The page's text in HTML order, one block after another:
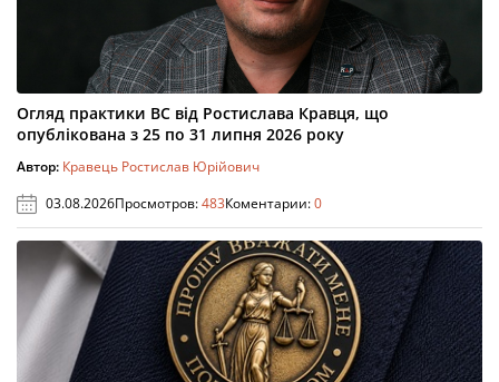
Огляд практики ВС від Ростислава Кравця, що
опублікована з 25 по 31 липня 2026 року
Автор: Кравець Ростислав Юрійович
03.08.2026Просмотров:483Коментарии:0